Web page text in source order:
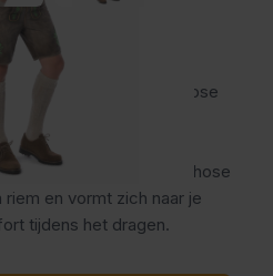
delig is een complete
met een korte lederhose
details, geruit
Ideaal voor het
en carnaval. De lederhose
en vormt zich naar je
tijdens het dragen.